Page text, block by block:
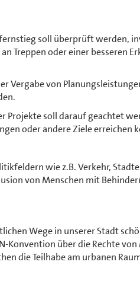
soll überprüft werden,
Treppen oder einer besseren
von
soll darauf geachtet
oder andere Ziele erreichen
wie z.B. Verkehr,
von Menschen mit
Wege in unserer Stadt
Konvention über die Rechte
die Teilhabe am urbanen